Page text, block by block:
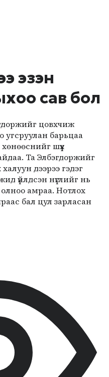
эзэн
сав бол
цовхчиж
угсруулан барьцаа
шүүх
Та Элбэгдоржийг
дээрээ гэдэг
үйлдсэн нүглийг нь
амраа. Нотлох
бал цул зарласан